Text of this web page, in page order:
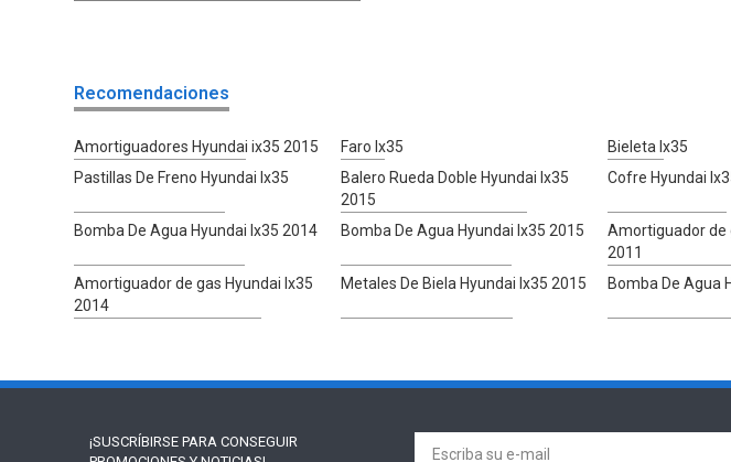
Recomendaciones
Amortiguadores Hyundai ix35 2015 Faro Ix35 Bieleta Ix35
Pastillas De Freno Hyundai Ix35
Balero Rueda Doble Hyundai Ix35
2015
Cofre Hyundai
Bomba De Agua Hyundai Ix35 2014 Bomba De Agua Hyundai Ix35 2015
Amortiguador de
2011
Amortiguador de gas Hyundai Ix35
2014
Metales De Biela Hyundai Ix35 2015 Bomba De Agua
¡SUSCRÍBIRSE PARA CONSEGUIR